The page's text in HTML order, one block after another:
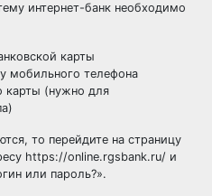
интернет-банк необходимо
карты
мобильного телефона
карты (нужно для
то перейдите на страницу
https://online.rgsbank.ru/ и
или пароль?».